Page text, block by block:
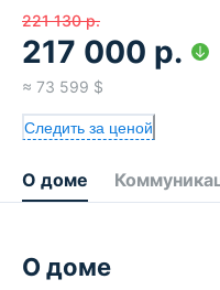
221 130 р.
217 000 р.
≈ 73 599 $
Следить за ценой
О доме
О доме